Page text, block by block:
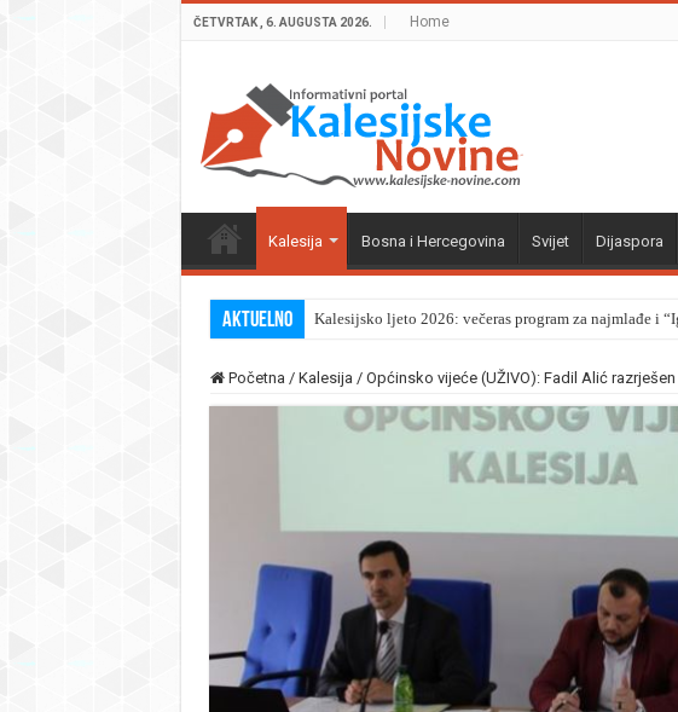
ČETVRTAK , 6. AUGUSTA 2026. Home
Kalesija Bosna i Hercegovina Svijet Dijaspora
Aktuelno Kalesijsko ljeto 2026: večeras program za najmlađe i
Početna / Kalesija / Općinsko vijeće (UŽIVO): Fadil Alić